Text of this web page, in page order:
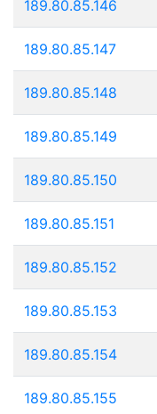
189.80.85.146
189.80.85.147
189.80.85.148
189.80.85.149
189.80.85.150
189.80.85.151
189.80.85.152
189.80.85.153
189.80.85.154
189.80.85.155